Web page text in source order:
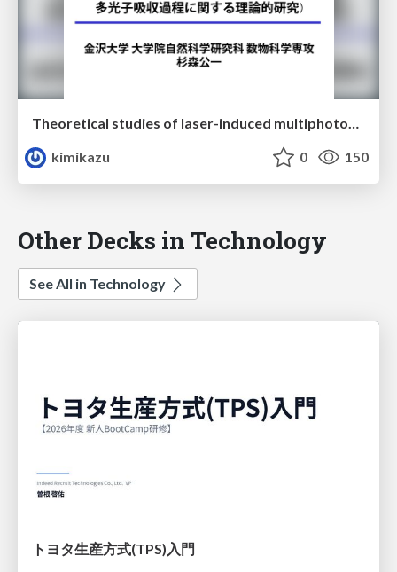
Theoretical studies of laser-induced multiphoton absorption processes on diatomic molecules(二原子分子におけるレーザー誘起多光子吸収過程に関する理論的研究)
kimikazu
0 150
Other Decks in Technology
See All in Technology
トヨタ⽣産⽅式(TPS)⼊⾨